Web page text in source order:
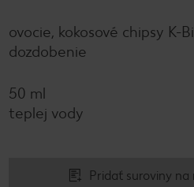
ovocie, kokosové chipsy K-
dozdobenie
50 ml
teplej vody
Pridať suroviny